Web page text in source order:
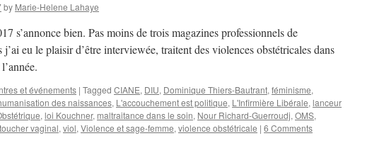
by Marie-Helene Lahaye
s’annonce bien. Pas moins de trois magazines professionnels de
eu le plaisir d’être interviewée, traitent des violences obstétricales dans
et événements | Tagged CIANE, DIU, Dominique Thiers-Bautrant, féminisme,
des naissances, L'accouchement est politique, L'Infirmière Libérale, lanceur
, loi Kouchner, maltraitance dans le soin, Nour Richard-Guerroudj, OMS,
toucher vaginal, viol, Violence et sage-femme, violence obstétricale | 6 Comments